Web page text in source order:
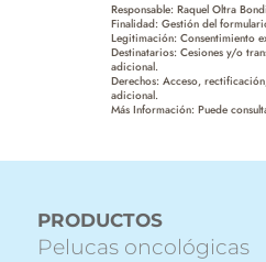
Responsable: Raquel Oltra
Finalidad: Gestión del
Legitimación: Consentimiento
Destinatarios: Cesiones y/o
adicional.
Derechos: Acceso,
adicional.
Más Información: Puede
PRODUCTOS
Pelucas oncológicas